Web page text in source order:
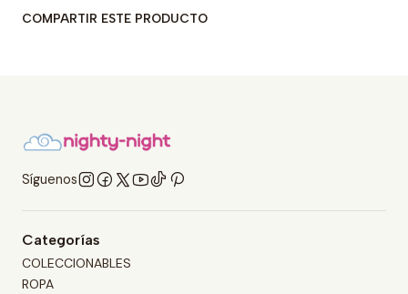
COMPARTIR ESTE PRODUCTO
Síguenos
Categorías
COLECCIONABLES
ROPA